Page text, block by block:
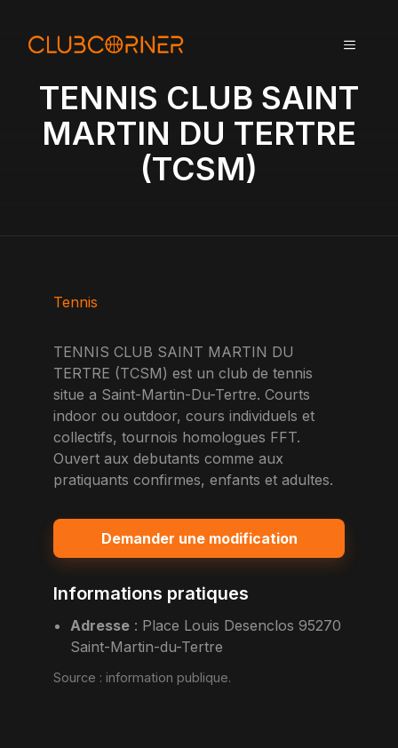
MENU
TENNIS CLUB SAINT
MARTIN DU TERTRE
(TCSM)
Tennis
TENNIS CLUB SAINT MARTIN DU
TERTRE (TCSM) est un club de tennis
situe a Saint-Martin-Du-Tertre. Courts
indoor ou outdoor, cours individuels et
collectifs, tournois homologues FFT.
Ouvert aux debutants comme aux
pratiquants confirmes, enfants et adultes.
Demander une modification
Informations pratiques
Adresse : Place Louis Desenclos 95270
Saint-Martin-du-Tertre
Source : information publique.